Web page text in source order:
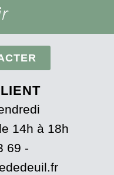
14h à 18h
69 -